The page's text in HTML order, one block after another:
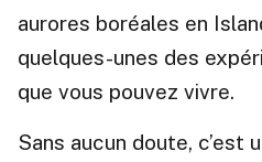
aurores boréales en
quelques-unes des
que vous pouvez vivre.
Sans aucun doute, c’est